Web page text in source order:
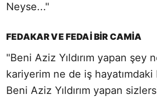
Neyse..."
FEDAKAR VE FEDAİ BİR CAMİA
"Beni Aziz Yıldırım yapan şey
kariyerim ne de iş hayatımdaki
Beni Aziz Yıldırım yapan